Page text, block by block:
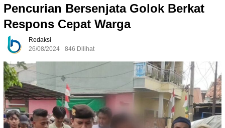
Pencurian Bersenjata Golok Berkat
Respons Cepat Warga
Redaksi
26/08/2024
846 Dilihat